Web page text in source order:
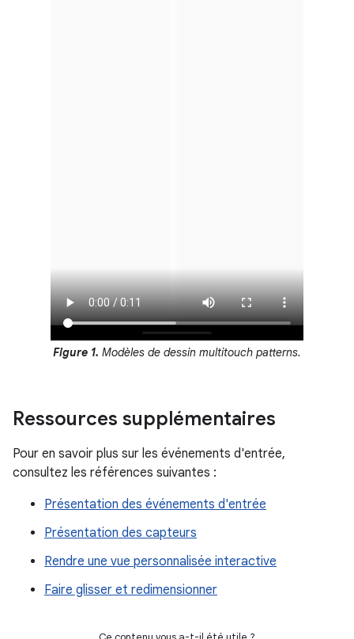
Figure 1. Modèles de dessin multitouch patterns.
Ressources supplémentaires
Pour en savoir plus sur les événements d'entrée,
consultez les références suivantes :
Présentation des événements d'entrée
Présentation des capteurs
Rendre une vue personnalisée interactive
Faire glisser et redimensionner